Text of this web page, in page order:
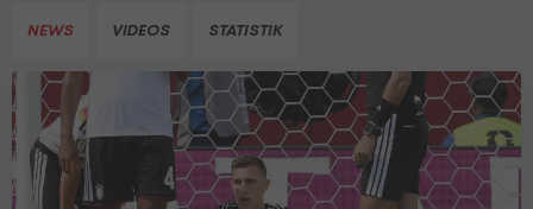
NEWS VIDEOS STATISTIK